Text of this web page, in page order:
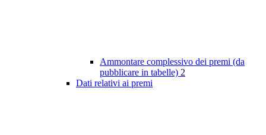
Ammontare complessivo dei premi (da
pubblicare in tabelle) 2
Dati relativi ai premi